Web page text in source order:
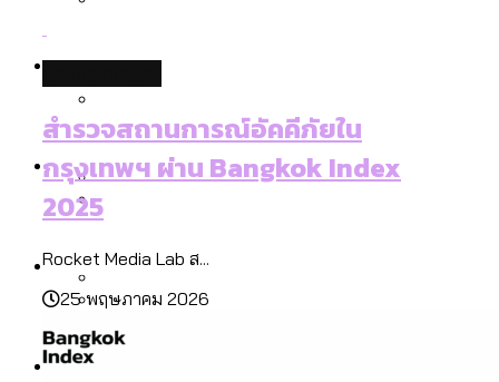
สำรวจร่างงบปี 70 ของ กทม. สำนักการ
จราจรฯ เพิ่ม 150% มีเพียง 5 เขตที่งบเพิ่ม
โดยเขตจตุจักรสูงสุด
เมื่อแยกท่องเที่ยวออกจากกีฬา กระทรวง
ใหม่จะมีงบฯ ประมาณเท่าไร
Environment
สำรวจเหตุไฟไหม้ในกรุงเทพฯ ส่วนใหญ่มา
จากไฟฟ้าลัดวงจร เขตจตุจักรเกิดไฟฟ้า
ลัดวงจรมากที่สุด
สวนสาธารณะและพื้นที่สีเขียวใน กทม. เพิ่ม
Culture
โลกใบเดียว สิทธิไม่เท่ากัน: กฎหมายการ
รับรองเพศของ Transgender ทั่วโลก
ประเทศไหนทำได้บ้าง?
Economy
เมกะโปรเจ็กต์ของ กทม. ในช่วงที่มีการใช้
Future
สำรวจสถานการณ์อัคคีภัยใน
กรุงเทพฯ ผ่าน Bangkok Index
2025
Rocket Media Lab ส...
25 พฤษภาคม 2026